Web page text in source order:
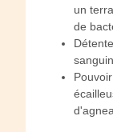
un
de